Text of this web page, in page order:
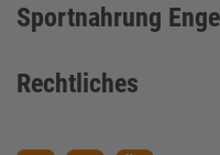
Sportnahrung
Rechtliches